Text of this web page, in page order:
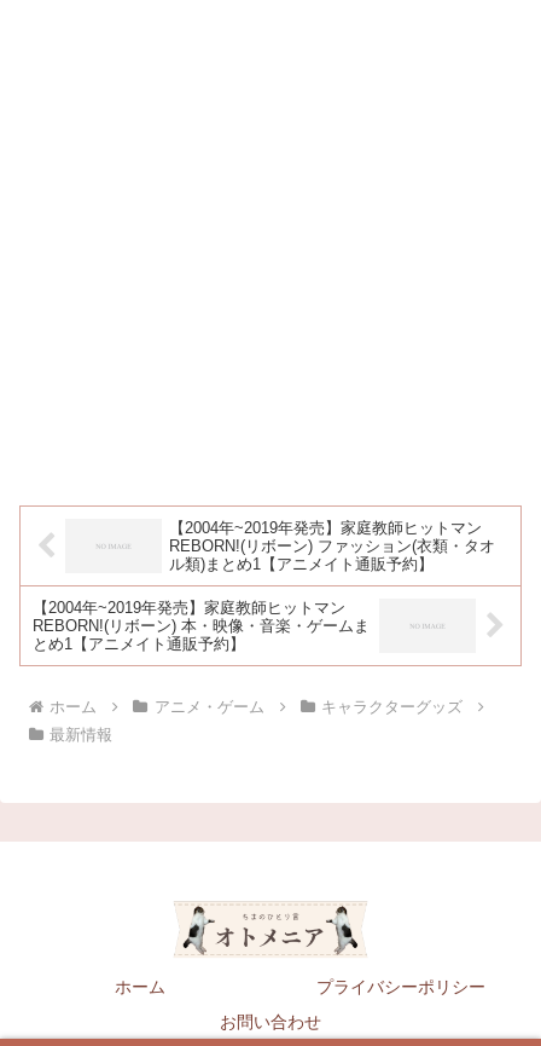
【2004年~2019年発売】家庭教師ヒットマン
REBORN!(リボーン) ファッション(衣類・タオ
ル類)まとめ1【アニメイト通販予約】
【2004年~2019年発売】家庭教師ヒットマン
REBORN!(リボーン) 本・映像・音楽・ゲームま
とめ1【アニメイト通販予約】
ホーム アニメ・ゲーム
キャラクターグッズ
最新情報
ホーム
プライバシーポリシー
お問い合わせ